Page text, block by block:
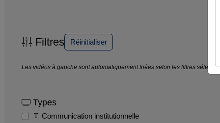
Filtres Réinitialiser
Les vidéos à gauche sont automatiquement triées selon les filtres
Types
Communication institutionnelle